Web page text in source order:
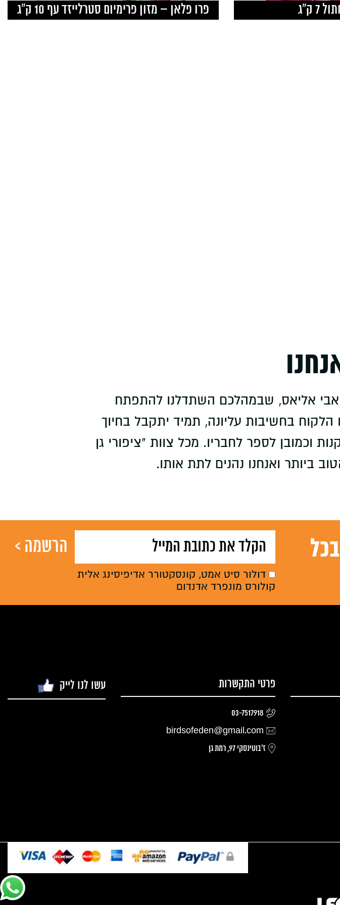
פרו פלאן – מזון פרימיום סטרלייזד עף 10 ק”ג
הוקמה לפני כ-12 שנים ע"י אבי אליאס, שבמהלכם השתדלנו להתפתח
בחשיבות עליונה, תמיד יתקבל בחיוך
וכמובן לספר לחבריו. מכל צוות "ציפורי גן
ביותר ואנחנו נהנים לתת אותו.
דולור סיט אמט, קונסקטורר אדיפיסינג אלית
קולורס מונפרד אדנדום
פרטי התקשרות
03-7517918
birdsofeden@gmail.com
ז׳בוטינסקי 97, רמת גן
עשו לנו לייק